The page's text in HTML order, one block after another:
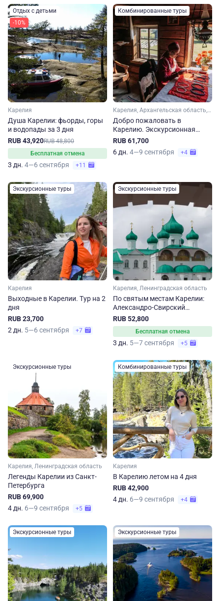
Отдых с детьми
-10%
Карелия
Душа Карелии: фьорды, горы
и водопады за 3 дня
RUB 43,920RUB 48,800
Бесплатная отмена
3 дн. 4—6 сентября +11
Комбинированные туры
Карелия, Архангельская область, Арктика
Добро пожаловать в
Карелию. Экскурсионная
программа и сплав по реке
RUB 61,700
6 дн. 4—9 сентября +4
Экскурсионные туры
Карелия
Выходные в Карелии. Тур на 2
дня
RUB 23,700
2 дн. 5—6 сентября +7
Экскурсионные туры
Карелия, Ленинградская область
По святым местам Карелии:
Александро-Свирский
монастырь, Валаам и Кижи
RUB 52,800
Бесплатная отмена
3 дн. 5—7 сентября +5
Экскурсионные туры
Карелия, Ленинградская область
Легенды Карелии из Санкт-
Петербурга
RUB 69,900
4 дн. 6—9 сентября +5
Комбинированные туры
Карелия
В Карелию летом на 4 дня
RUB 42,900
4 дн. 6—9 сентября +4
Экскурсионные туры Экскурсионные туры